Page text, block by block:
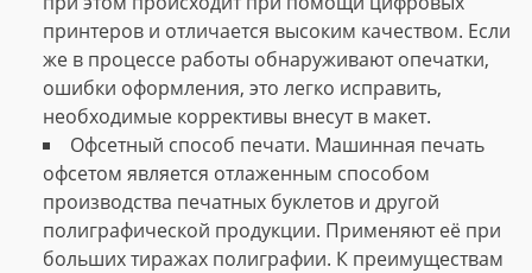
принтеров и отличается высоким качеством. Если
же в процессе работы обнаруживают опечатки,
ошибки оформления, это легко исправить,
необходимые коррективы внесут в макет.
Офсетный способ печати. Машинная печать
офсетом является отлаженным способом
производства печатных буклетов и другой
полиграфической продукции. Применяют её при
больших тиражах полиграфии. К преимуществам